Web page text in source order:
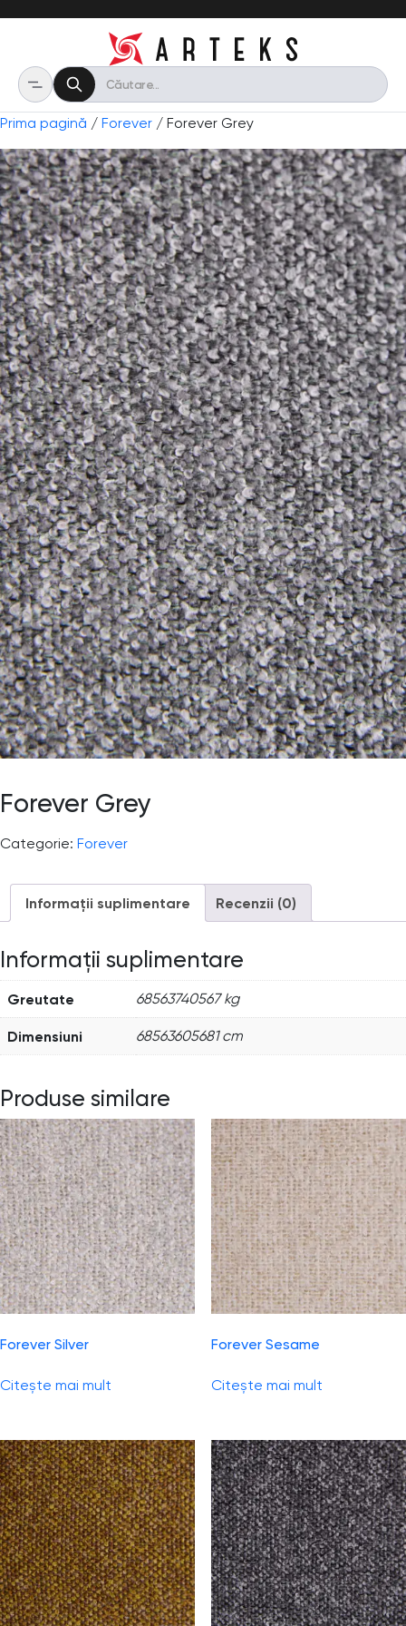
Prima pagină / Forever / Forever Grey
Forever Grey
Categorie: Forever
Informații suplimentare Recenzii (0)
Informații suplimentare
Greutate 68563740567 kg
Dimensiuni 68563605681 cm
Produse similare
Forever Silver
Citește mai mult
Forever Sesame
Citește mai mult